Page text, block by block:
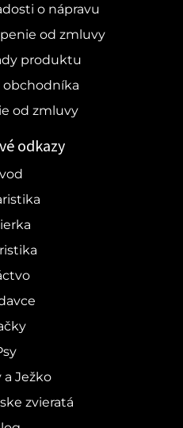
o nápravu
od zmluvy
produktu
obchodníka
od zmluvy
odkazy
a Ježko
zvieratá